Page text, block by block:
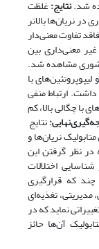
شد.نتایج:غلظت
نریان‌ها بالاتر
تفاوت معنی‌دار
معنی‌داری بین
شوری مشاهده شد.
با
ارتباط منفی
با چگالی بالا، کم
گیرینهایی:نتایج
نریان‌ها و
در نظر گرفتن این
اختلالات
که قرارگیری
تغذیه‌ای
نماید که در
آن‌ها حائز